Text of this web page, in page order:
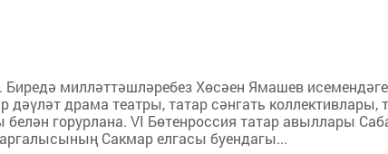
Биредә милләттәшләребез Хөсәен Ямашев исемендәге
драма театры, татар сәнгать коллективлары,
горурлана. VI Бөтенроссия татар авыллары
Сакмар елгасы буендагы...